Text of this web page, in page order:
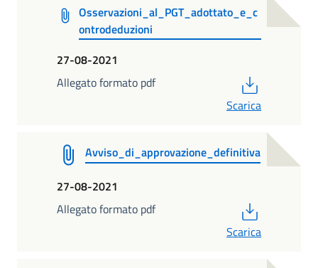
Osservazioni_al_PGT_adottato_e_c
ontrodeduzioni
27-08-2021
Allegato formato pdf
Scarica
Avviso_di_approvazione_definitiva
27-08-2021
Allegato formato pdf
Scarica